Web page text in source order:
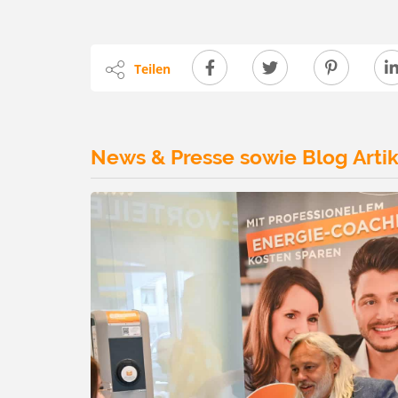
Teilen
News & Presse sowie Blog